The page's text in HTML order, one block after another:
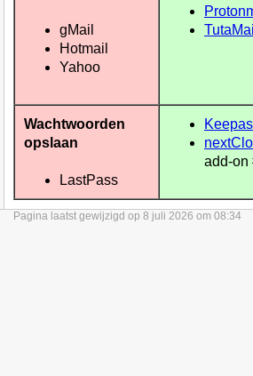
gMail
Hotmail
Yahoo
Wachtwoorden
opslaan
LastPass
add-on
Pagina laatst gewijzigd op 8 juli 2026 om 08:34